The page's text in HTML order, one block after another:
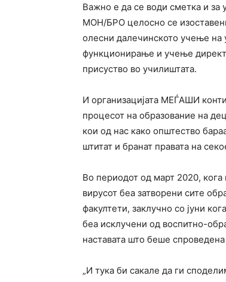
Важно е да се води сметка и за
МОН/БРО целосно се
олесни далечинското учење на
функционирање и учење
присуство во училиштата.
И организацијата МЕЃАШИ
процесот на образование на
кои од нас како општество
штитат и бранат правата на
Во периодот од март 2020,
вирусот беа затворени сите
факултети, заклучно со јуни
беа исклучени од воспитно-
наставата што беше
„И тука би сакале да ги